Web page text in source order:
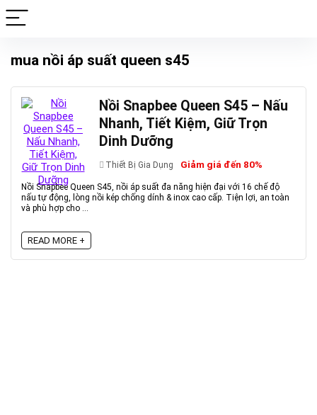
mua nồi áp suất queen s45
Nồi Snapbee Queen S45 – Nấu
Nhanh, Tiết Kiệm, Giữ Trọn
Dinh Dưỡng
Thiết Bị Gia Dụng Giảm giá đến 80%
Nồi Snapbee Queen S45, nồi áp suất đa năng hiện đại với 16 chế độ
nấu tự động, lòng nồi kép chống dính & inox cao cấp. Tiện lợi, an toàn
và phù hợp cho ...
READ MORE +